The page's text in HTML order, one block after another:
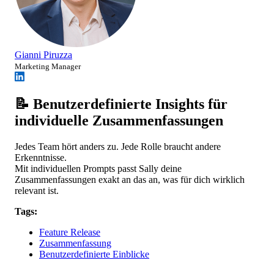
Gianni Piruzza
Marketing Manager
📝 Benutzerdefinierte Insights für
individuelle Zusammenfassungen
Jedes Team hört anders zu. Jede Rolle braucht andere
Erkenntnisse.
Mit individuellen Prompts passt Sally deine
Zusammenfassungen exakt an das an, was für dich wirklich
relevant ist.
Tags:
Feature Release
Zusammenfassung
Benutzerdefinierte Einblicke